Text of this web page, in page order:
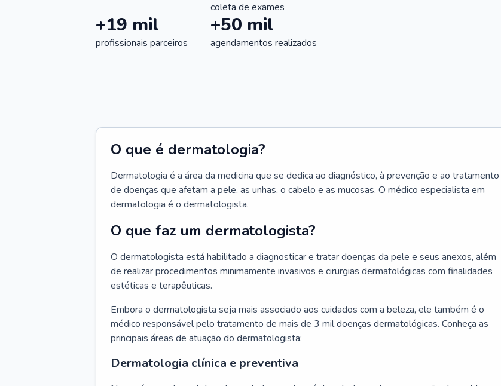
coleta de exames
+19 mil
profissionais parceiros
+50 mil
agendamentos realizados
O que é dermatologia?
Dermatologia é a área da medicina que se dedica ao diagnóstico, à prevenção e ao tratamento
de doenças que afetam a pele, as unhas, o cabelo e as mucosas. O médico especialista em
dermatologia é o dermatologista.
O que faz um dermatologista?
O dermatologista está habilitado a diagnosticar e tratar doenças da pele e seus anexos, além
de realizar procedimentos minimamente invasivos e cirurgias dermatológicas com finalidades
estéticas e terapêuticas.
Embora o dermatologista seja mais associado aos cuidados com a beleza, ele também é o
médico responsável pelo tratamento de mais de 3 mil doenças dermatológicas. Conheça as
principais áreas de atuação do dermatologista:
Dermatologia clínica e preventiva